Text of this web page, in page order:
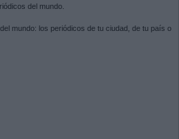
del mundo.
mundo: los periódicos de tu ciudad, de tu país o